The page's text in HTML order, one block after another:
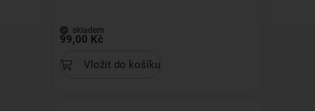
skladem
99,00 Kč
Vložit do košíku